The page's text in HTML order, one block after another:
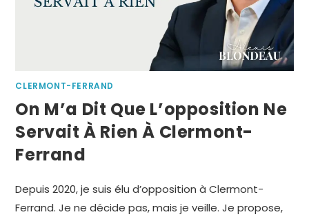
CLERMONT-FERRAND
On M’a Dit Que L’opposition Ne
Servait À Rien À Clermont-
Ferrand
Depuis 2020, je suis élu d’opposition à Clermont-
Ferrand. Je ne décide pas, mais je veille. Je propose,